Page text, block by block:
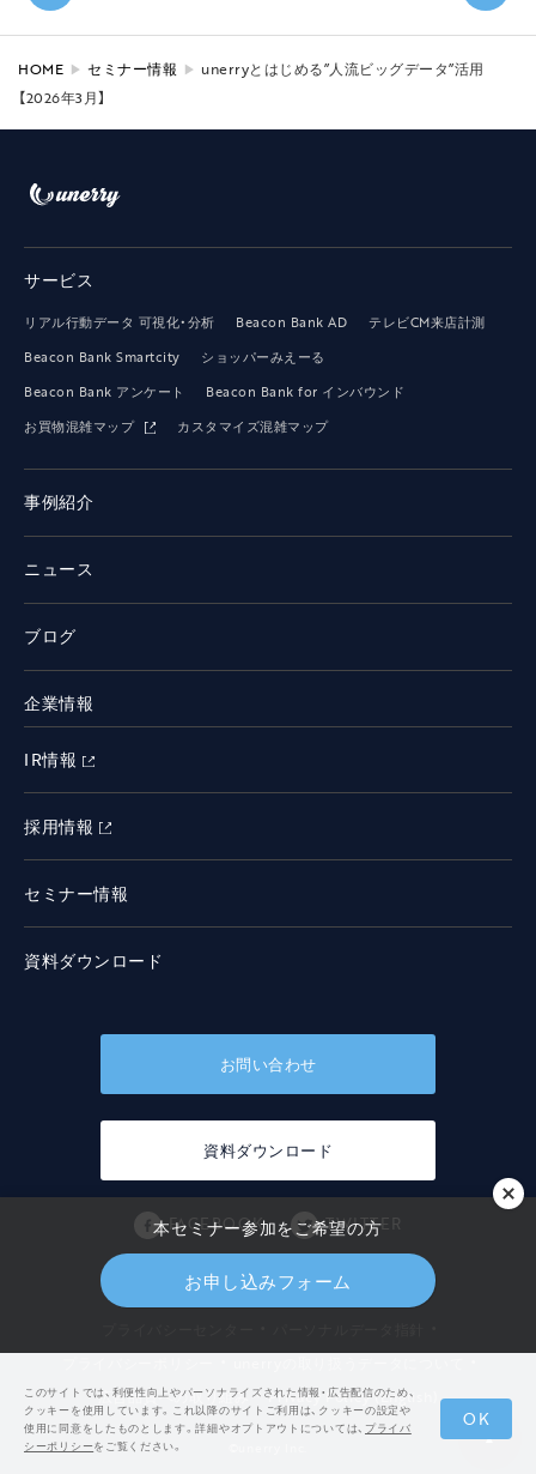
◀
過
去の
い記
へ
本セミナー参加をご希望の方
お申し込みフォーム
HOME セミナー情報
unerryとはじめる”人流ビッグデータ”活用
【2026年3月】
サービス
リアル行動データ 可視化・分析 Beacon Bank AD
テレビCM来店計測
Beacon Bank Smartcity
ショッパーみえーる
Beacon Bank アンケート
Beacon Bank for インバウンド
お買物混雑マップ
カスタマイズ混雑マップ
事例紹介
ニュース
ブログ
企業情報
IR情報
採用情報
セミナー情報
資料ダウンロード
お問い合わせ
資料ダウンロード
FACEBOOK TWITTER
広告品質への取り組み ・ Privacy Policy (English)
このサイトでは、利便性向上やパーソナライズされた情報・広告配信のため、
クッキーを使用しています。これ以降のサイトご利用は、クッキーの設定や
使用に同意をしたものとします。詳細やオプトアウトについては、 プライバ
シーポリシーをご覧ください。
OK